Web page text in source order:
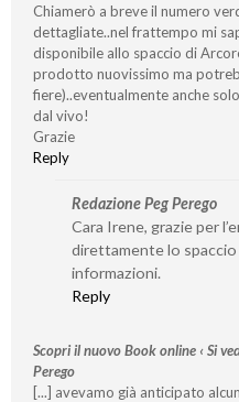
Chiamerò a breve il numero
dettagliate..nel frattempo mi
disponibile allo spaccio di
prodotto nuovissimo ma
fiere)..eventualmente anche
dal vivo!
Grazie
Reply
Redazione Peg Perego
Cara Irene, grazie per
direttamente lo
informazioni.
Reply
Scopri il nuovo Book online ‹ Si
Perego
[...] avevamo già anticipato